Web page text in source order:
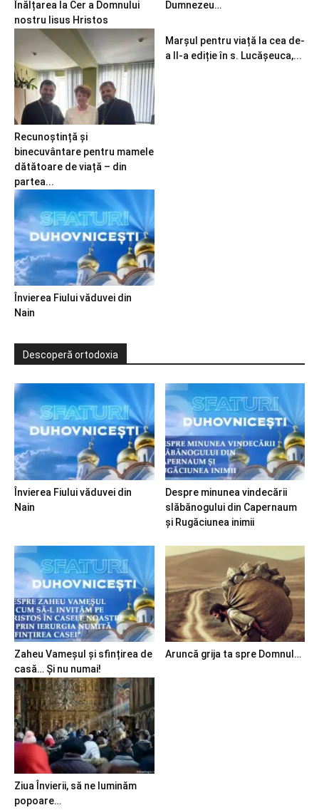
Înălțarea la Cer a Domnului
nostru Iisus Hristos
Dumnezeu…
Recunoștință și
binecuvântare pentru mamele
dătătoare de viață – din
partea...
Marșul pentru viață la cea de-
a II-a ediție în s. Lucășeuca,...
Învierea Fiului văduvei din
Nain
Descoperă ortodoxia
Învierea Fiului văduvei din
Nain
Despre minunea vindecării
slăbănogului din Capernaum
și Rugăciunea inimii
Zaheu Vameșul și sfințirea de
casă… Și nu numai!
Aruncă grija ta spre Domnul…
Ziua Învierii, să ne luminăm
popoare…